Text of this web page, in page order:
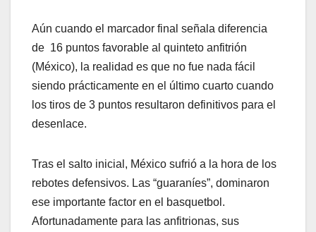
Aún cuando el marcador final señala diferencia
de 16 puntos favorable al quinteto anfitrión
(México), la realidad es que no fue nada fácil
siendo prácticamente en el último cuarto cuando
los tiros de 3 puntos resultaron definitivos para el
desenlace.
Tras el salto inicial, México sufrió a la hora de los
rebotes defensivos. Las “guaraníes”, dominaron
ese importante factor en el basquetbol.
Afortunadamente para las anfitrionas, sus